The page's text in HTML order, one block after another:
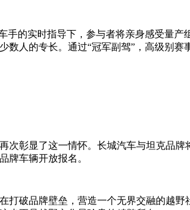
的实时指导下，参与者将亲身感受量
人的专长。通过“冠军副驾”，高级别
彰显了这一情怀。长城汽车与坦克品
牌车辆开放报名。
破品牌壁垒，营造一个无界交融的越